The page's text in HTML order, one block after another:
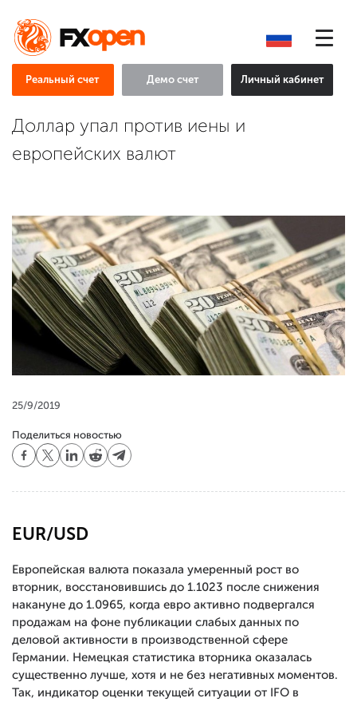
Реальный счет Демо счет Личный кабинет
Доллар упал против иены и
европейских валют
25/9/2019
Поделиться новостью
EUR/USD
Европейская валюта показала умеренный рост во
вторник, восстановившись до 1.1023 после снижения
накануне до 1.0965, когда евро активно подвергался
продажам на фоне публикации слабых данных по
деловой активности в производственной сфере
Германии. Немецкая статистика вторника оказалась
существенно лучше, хотя и не без негативных моментов.
Так, индикатор оценки текущей ситуации от IFO в